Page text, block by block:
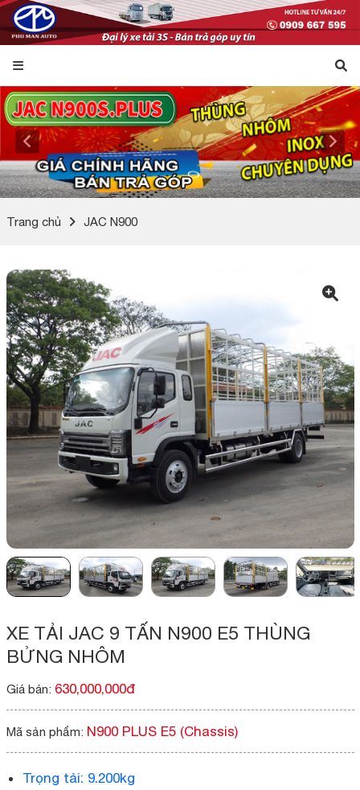
Trang chủ JAC N900
XE TẢI JAC 9 TẤN N900 E5 THÙNG
BỬNG NHÔM
Giá bán: 630,000,000đ
Mã sản phẩm: N900 PLUS E5 (Chassis)
Trọng tải: 9.200kg